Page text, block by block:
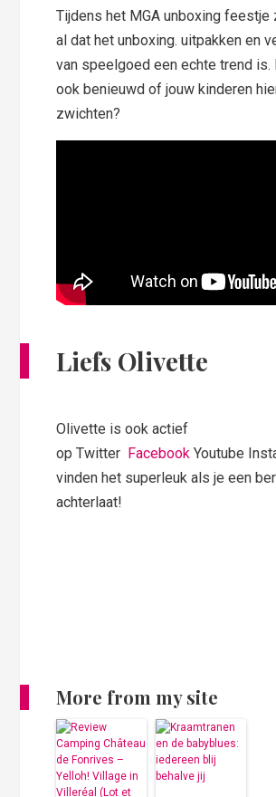
Tijdens het MGA unboxing feestje
al dat het unboxing. uitpakken en
van speelgoed een echte trend is.
ook benieuwd of jouw kinderen
zwichten?
Liefs Olivette
Olivette is ook actief
op Twitter Facebook Youtube
vinden het superleuk als je een
achterlaat!
More from my site